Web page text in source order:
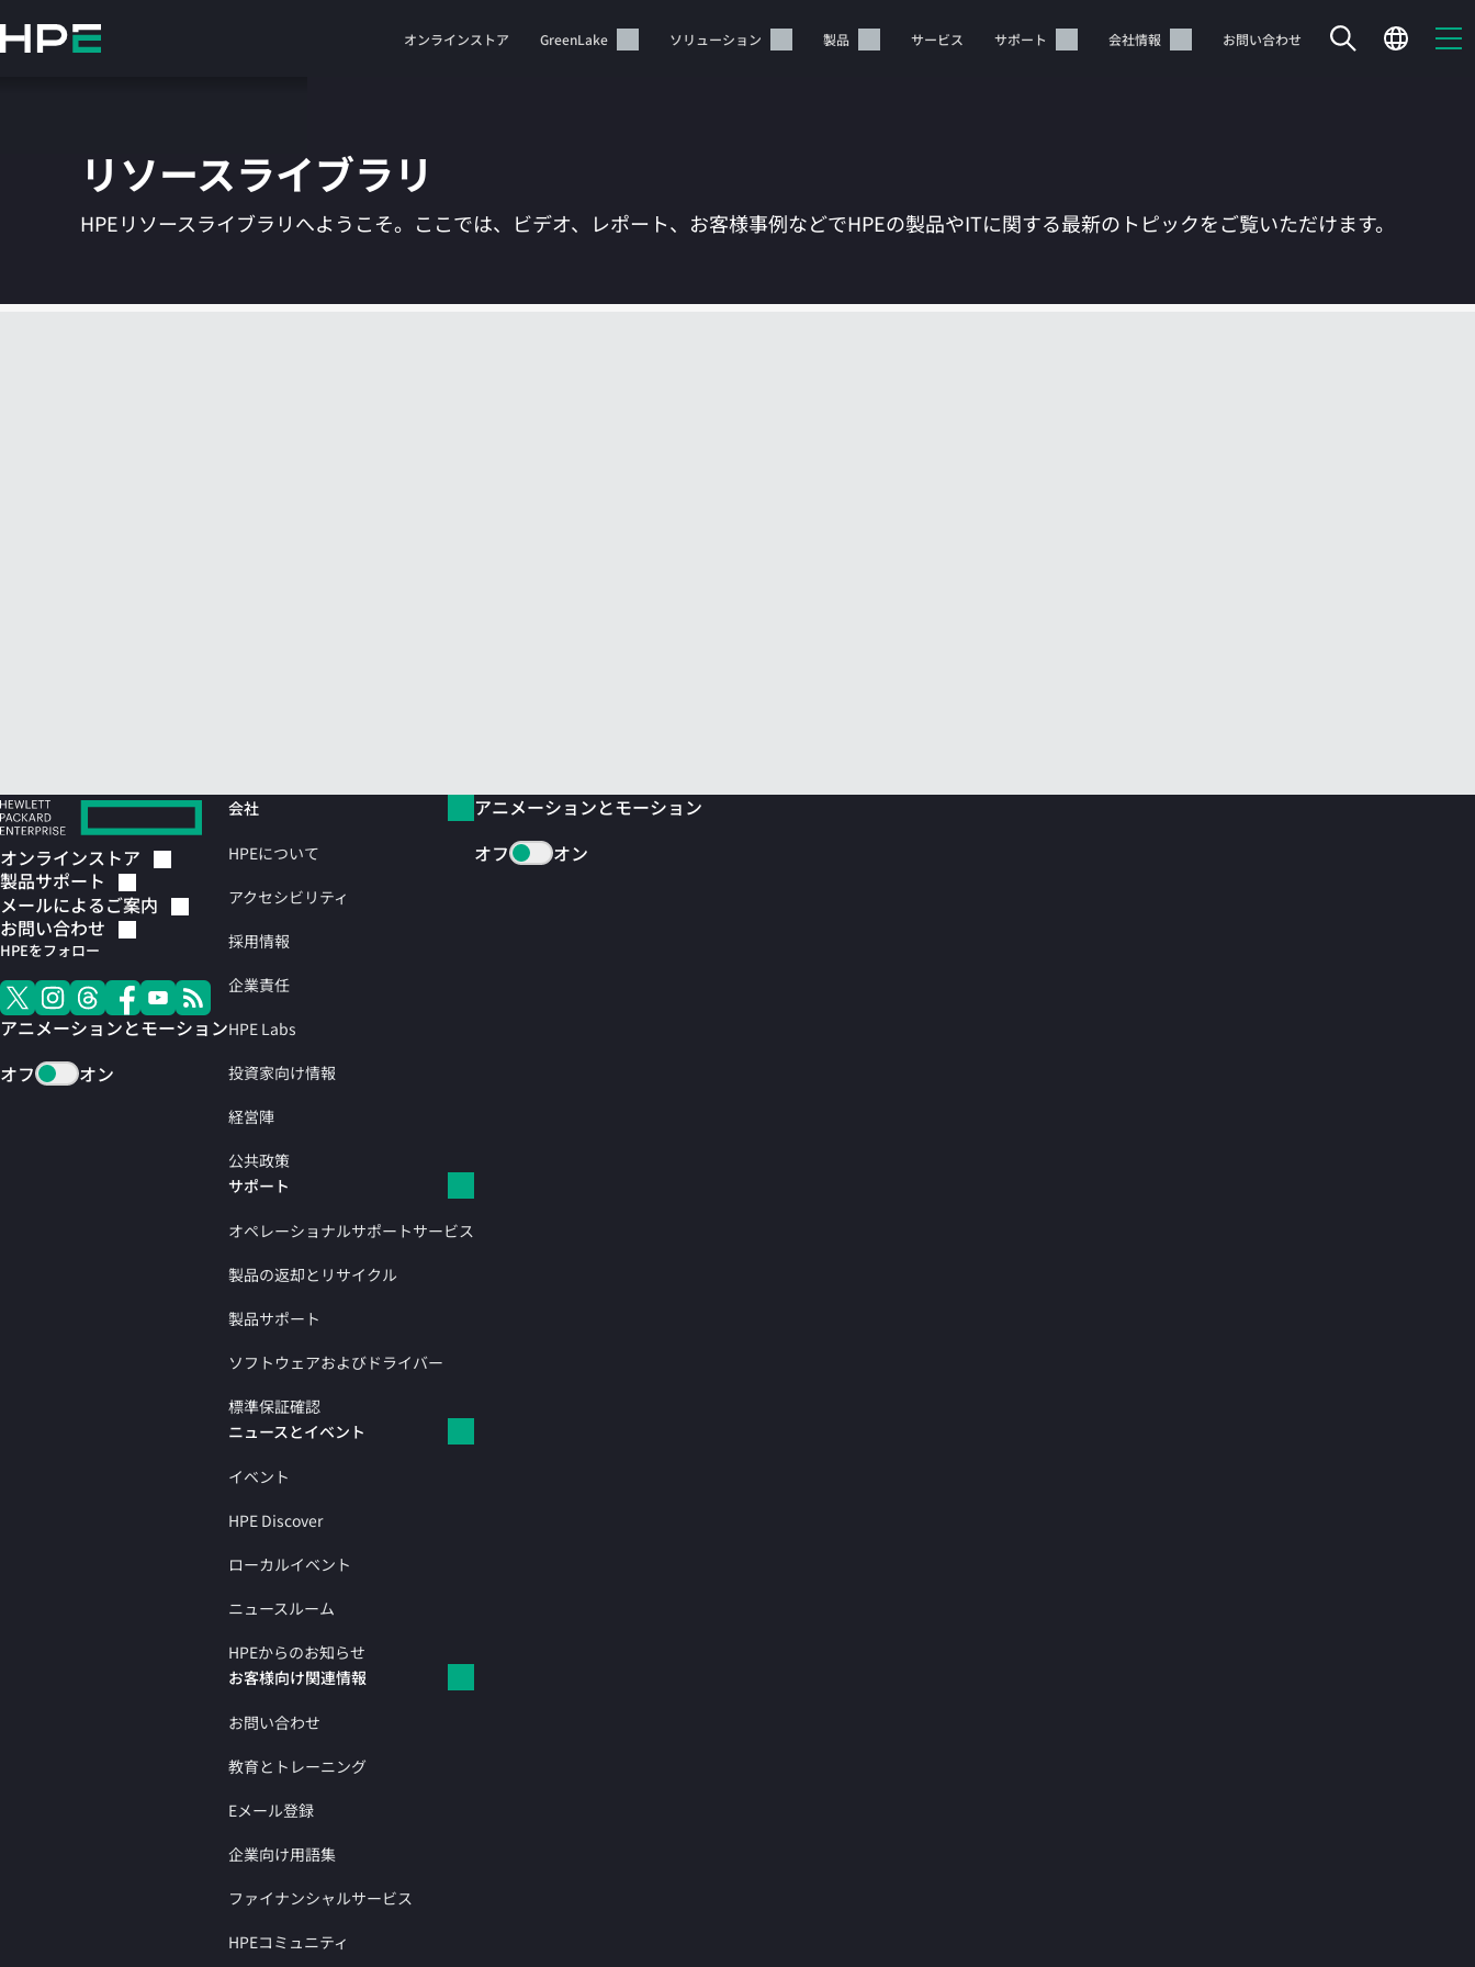
イ
ッ
オンラインストア GreenLake ソリューション 製品 サービス サポート 会社情報 お問い合わせ
カートは空です
リソースライブラリ
HPEリソースライブラリへようこそ。ここでは、ビデオ、レポート、お客様事例などでHPEの製品やITに関する最新のトピックをご覧いただけます。
オンラインストア
製品サポート
メールによるご案内
お問い合わせ
HPEをフォロー
アニメーションとモーション
オフ
オン
会社
HPEについて
アクセシビリティ
採用情報
企業責任
HPE Labs
投資家向け情報
経営陣
公共政策
サポート
オペレーショナルサポートサービス
製品の返却とリサイクル
製品サポート
ソフトウェアおよびドライバー
標準保証確認
ニュースとイベント
イベント
HPE Discover
ローカルイベント
ニュースルーム
HPEからのお知らせ
お客様向け関連情報
お問い合わせ
教育とトレーニング
Eメール登録
企業向け用語集
ファイナンシャルサービス
HPEコミュニティ
アニメーションとモーション
オフ
オン